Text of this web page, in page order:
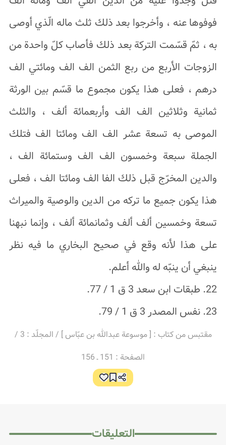
فوفوها عنه ، وأخرجوا بعد ذلك ثلث ماله الّذي أوصى
به ، ثمّ قسّمت التركة بعد ذلك فأصاب كلّ واحدة من
الزوجات الأربع من ربع الثمن الف الف ومائتي الف
درهم ، فعلى هذا يكون مجموع ما قسّم بين الورثة
ثمانية وثلاثين الف الف وأربعمائة ألف ، والثلث
الموصى به تسعة عشر الف الف ومائتا الف فتلك
الجملة سبعة وخمسون الف الف وستمائة الف ،
والدين المخرّج قبل ذلك الفا الف ومائتا الف ، فعلى
هذا يكون جميع ما تركه من الدين والوصية والميراث
تسعة وخمسين ألف ألف وثمانمائة ألف ، وإنما نبهنا
على هذا لأنه وقع في صحيح البخاري ما فيه نظر
ينبغي أن ينبّه له والله أعلم.
22. طبقات ابن سعد 3 ق 1 / 77.
23. نفس المصدر 3 ق 1 / 79.
مقتبس من كتاب : [ موسوعة عبدالله بن عبّاس ] / المجلّد : 3 /
الصفحة : 151 ـ 156
التعليقات